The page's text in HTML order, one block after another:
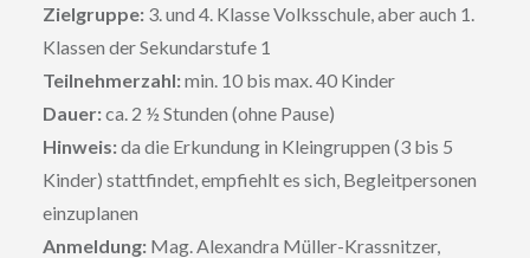
Zielgruppe:3. und 4. Klasse Volksschule, aber auch 1.
Klassen der Sekundarstufe 1
Teilnehmerzahl:min. 10 bis max. 40 Kinder
Dauer:ca. 2 ½ Stunden (ohne Pause)
Hinweis:da die Erkundung in Kleingruppen (3 bis 5
Kinder) stattfindet, empfiehlt es sich, Begleitpersonen
einzuplanen
Anmeldung:Mag. Alexandra Müller-Krassnitzer,